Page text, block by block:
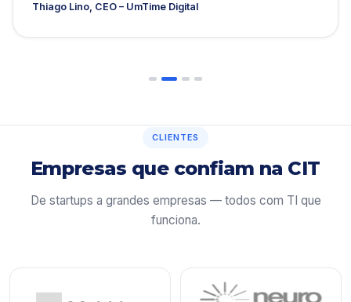
Thiago Lino, CEO – UmTime Digital
CLIENTES
Empresas que confiam na CIT
De startups a grandes empresas — todos com TI que
funciona.